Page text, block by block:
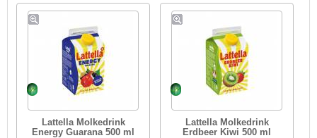
Lattella Molkedrink
Energy Guarana 500 ml
Lattella Molkedrink
Erdbeer Kiwi 500 ml